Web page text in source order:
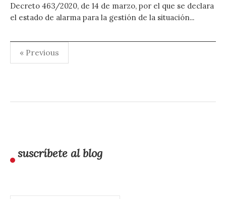
Decreto 463/2020, de 14 de marzo, por el que se declara
el estado de alarma para la gestión de la situación...
Paginación
de
« Previous
suscríbete al blog